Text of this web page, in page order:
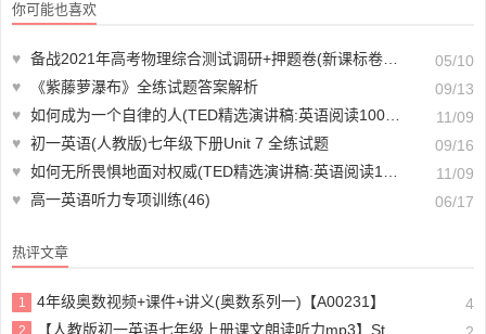
你可能也喜欢
♥ 备战2021年高考物理综合测试调研+押题卷(新课标卷专用)(原卷版+解析版 共15套)(doc格式下载)【A01758】
05/10
♥
《紫藤萝瀑布》全练试题答案解析
09/13
♥ 如何成为一个自律的人(TED精选演讲稿:英语阅读100篇)【A00494】
11/09
♥ 初一英语(人教版)七年级下册Unit 7 全练试题
09/16
♥ 如何无所畏惧地面对权威(TED精选演讲稿:英语阅读100篇)【A00494】
11/09
♥ 高一英语听力专项训练(46) 06/17
热评文章
1 4年级奥数视频+课件+讲义(奥数系列一)【A00231】 4
2 【人教版初一英语七年级上册课文朗读听力mp3】Starter unit 1 Good morning!